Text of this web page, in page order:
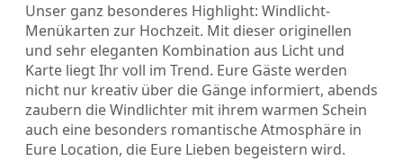
Unser ganz besonderes Highlight: Windlicht-
Menükarten zur Hochzeit. Mit dieser originellen
und sehr eleganten Kombination aus Licht und
Karte liegt Ihr voll im Trend. Eure Gäste werden
nicht nur kreativ über die Gänge informiert, abends
zaubern die Windlichter mit ihrem warmen Schein
auch eine besonders romantische Atmosphäre in
Eure Location, die Eure Lieben begeistern wird.